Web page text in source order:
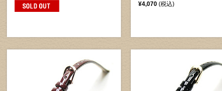
¥4,070 (税込)